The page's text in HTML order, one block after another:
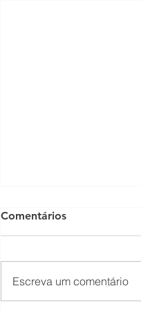
Comentários
Escreva um comentário